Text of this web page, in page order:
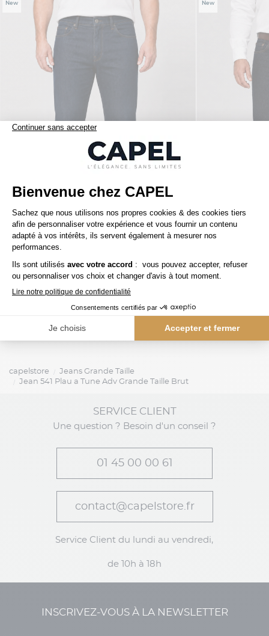
New
Jean pour Homme Grand Brut
119,00 €
New
ralph lauren
Jean 5 Poches
capelstore
Jeans Grande Taille
Jean 541 Plau a Tune Adv Grande Taille Brut
SERVICE CLIENT
Une question ? Besoin d'un conseil ?
01 45 00 00 61
contact@capelstore.fr
Service Client du lundi au vendredi,
de 10h à 18h
INSCRIVEZ-VOUS À LA NEWSLETTER